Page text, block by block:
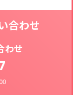
合わせ
わせ